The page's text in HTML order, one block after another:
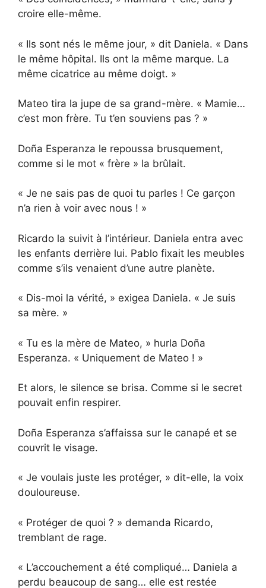
croire elle-même.
« Ils sont nés le même jour, » dit Daniela. « Dans
le même hôpital. Ils ont la même marque. La
même cicatrice au même doigt. »
Mateo tira la jupe de sa grand-mère. « Mamie…
c’est mon frère. Tu t’en souviens pas ? »
Doña Esperanza le repoussa brusquement,
comme si le mot « frère » la brûlait.
« Je ne sais pas de quoi tu parles ! Ce garçon
n’a rien à voir avec nous ! »
Ricardo la suivit à l’intérieur. Daniela entra avec
les enfants derrière lui. Pablo fixait les meubles
comme s’ils venaient d’une autre planète.
« Dis-moi la vérité, » exigea Daniela. « Je suis
sa mère. »
« Tu es la mère de Mateo, » hurla Doña
Esperanza. « Uniquement de Mateo ! »
Et alors, le silence se brisa. Comme si le secret
pouvait enfin respirer.
Doña Esperanza s’affaissa sur le canapé et se
couvrit le visage.
« Je voulais juste les protéger, » dit-elle, la voix
douloureuse.
« Protéger de quoi ? » demanda Ricardo,
tremblant de rage.
« L’accouchement a été compliqué… Daniela a
perdu beaucoup de sang… elle est restée